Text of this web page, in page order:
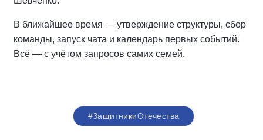
В ближайшее время — утверждение структуры, сбор
команды, запуск чата и календарь первых событий.
Всё — с учётом запросов самих семей.
#ЗащитникиОтечества